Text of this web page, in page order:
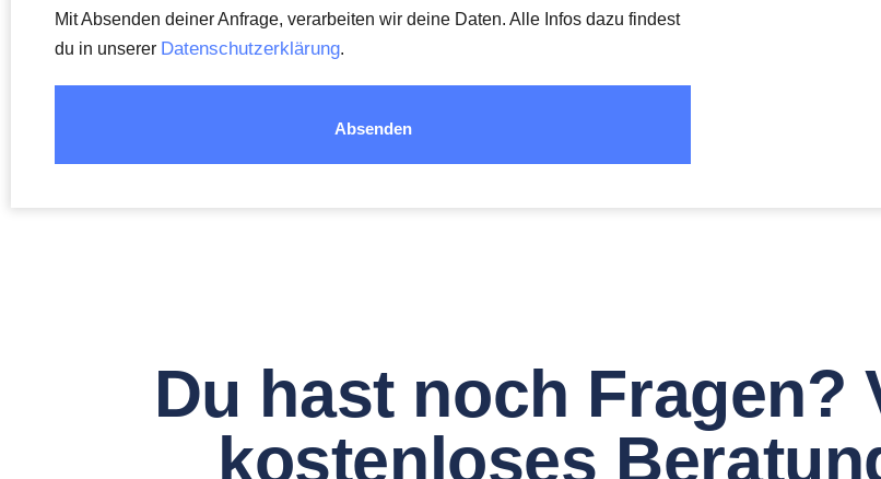
Mit Absenden deiner Anfrage, verarbeiten wir deine Daten. Alle Infos dazu findest
du in unserer Datenschutzerklärung.
Absenden
Du hast noch Fragen?
kostenloses